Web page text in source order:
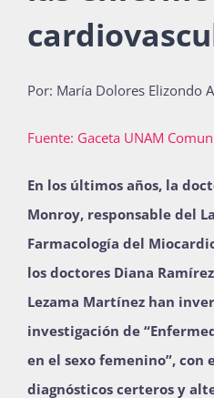
Bienvenida
Por: María Dolores Elizondo
Fuente: Gaceta UNAM
En los últimos años, la
Monroy, responsable del
Farmacología del
los doctores Diana
Lezama Martínez han
investigación de
en el sexo femenino”,
diagnósticos certeros y